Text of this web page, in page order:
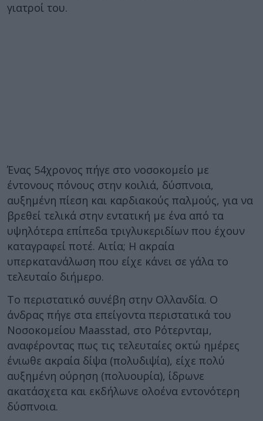
γιατροί του.
Ένας 54χρονος πήγε στο νοσοκομείο με
έντονους πόνους στην κοιλιά, δύσπνοια,
αυξημένη πίεση και καρδιακούς παλμούς, για να
βρεθεί τελικά στην εντατική με ένα από τα
υψηλότερα επίπεδα τριγλυκεριδίων που έχουν
καταγραφεί ποτέ. Αιτία; Η ακραία
υπερκατανάλωση που είχε κάνει σε γάλα το
τελευταίο διήμερο.
Το περιστατικό συνέβη στην Ολλανδία. Ο
άνδρας πήγε στα επείγοντα περιστατικά του
Νοσοκομείου Maasstad, στο Ρότερνταμ,
αναφέροντας πως τις τελευταίες οκτώ ημέρες
ένιωθε ακραία δίψα (πολυδιψία), είχε πολύ
αυξημένη ούρηση (πολυουρία), ίδρωνε
ακατάσχετα και εκδήλωνε ολοένα εντονότερη
δύσπνοια.